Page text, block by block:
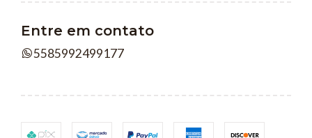
Entre em contato
5585992499177